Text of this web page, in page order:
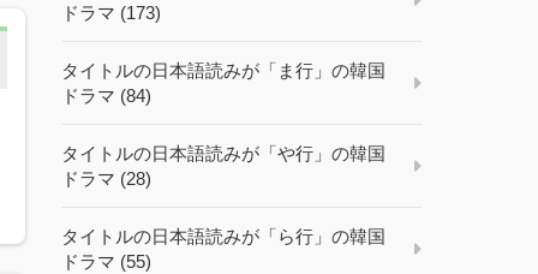
ドラマ (173)
タイトルの日本語読みが「ま行」の韓国
ドラマ (84)
タイトルの日本語読みが「や行」の韓国
ドラマ (28)
タイトルの日本語読みが「ら行」の韓国
ドラマ (55)